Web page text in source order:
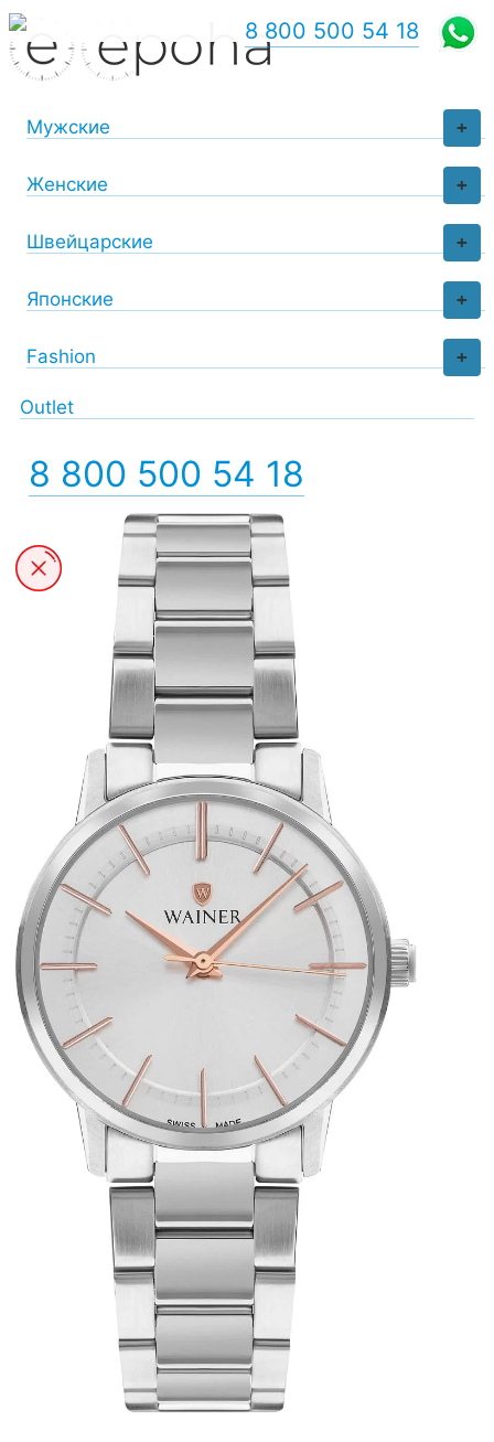
+
Мужские
+
Женские
+
Швейцарские
+
Японские
+
Fashion
Outlet
8 800 500 54 18
8 800 500 54 18